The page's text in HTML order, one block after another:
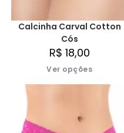
Calcinha Carval Cotton
Cós
R$ 18,00
Ver opções